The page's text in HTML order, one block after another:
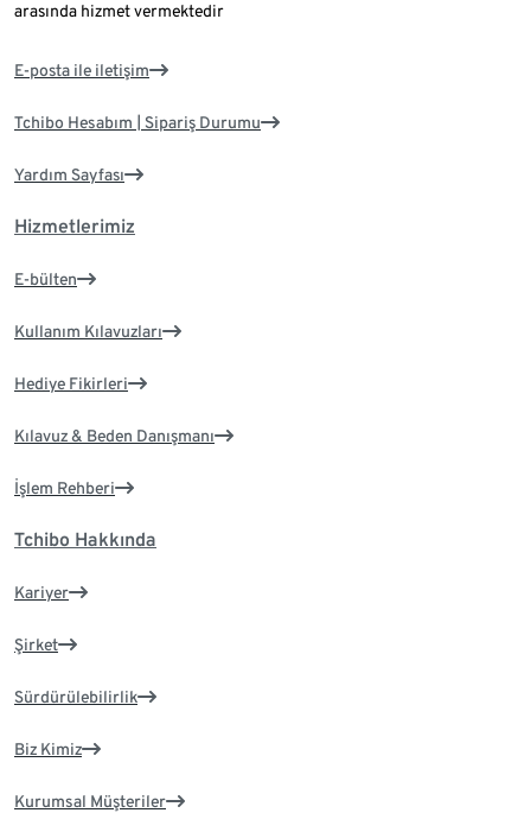
arasında hizmet vermektedir
E-posta ile iletişim
Tchibo Hesabım | Sipariş Durumu
Yardım Sayfası
Hizmetlerimiz
E-bülten
Kullanım Kılavuzları
Hediye Fikirleri
Kılavuz & Beden Danışmanı
İşlem Rehberi
Tchibo Hakkında
Kariyer
Şirket
Sürdürülebilirlik
Biz Kimiz
Kurumsal Müşteriler